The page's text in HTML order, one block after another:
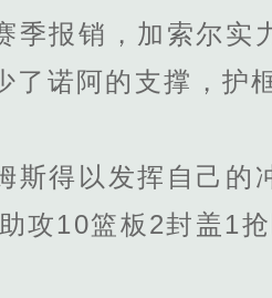
报销，加索尔实
了诺阿的支撑，护
得以发挥自己的
攻10篮板2封盖1抢